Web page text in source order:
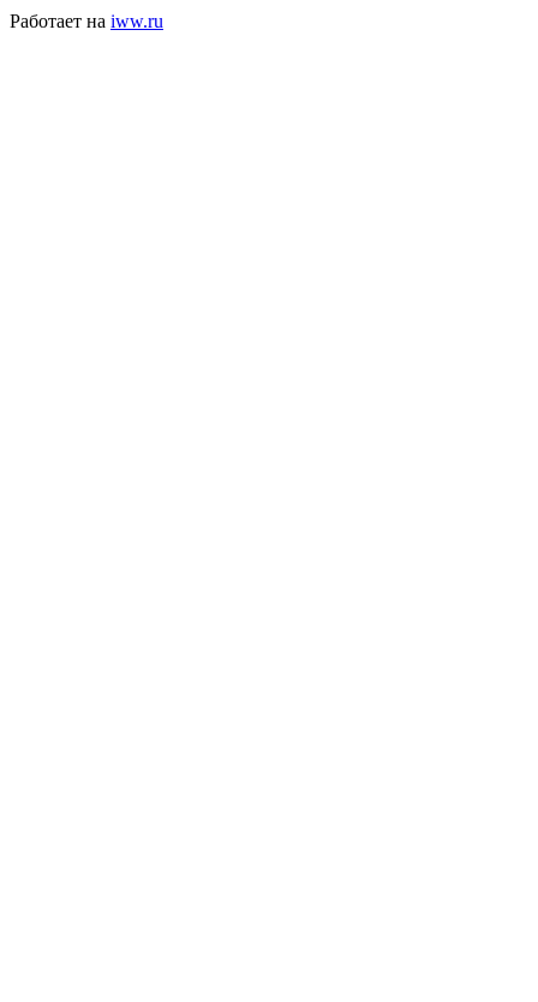
Работает на iww.ru